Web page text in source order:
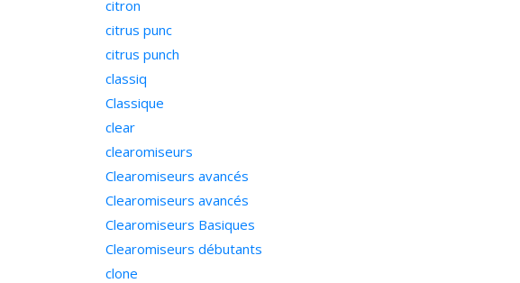
citron
citrus punc
citrus punch
classiq
Classique
clear
clearomiseurs
Clearomiseurs avancés
Clearomiseurs avancés
Clearomiseurs Basiques
Clearomiseurs débutants
clone